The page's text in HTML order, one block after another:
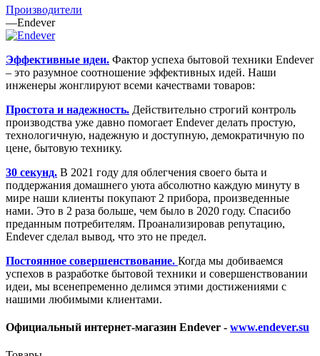
Производители
—Endever
Эффективные идеи. Фактор успеха бытовой техники Endever
– это разумное соотношение эффективных идей. Наши
инженеры жонглируют всеми качествами товаров:
Простота и надежность. Действительно строгий контроль
производства уже давно помогает Endever делать простую,
технологичную, надежную и доступную, демократичную по
цене, бытовую технику.
30 секунд. В 2021 году для облегчения своего быта и
поддержания домашнего уюта абсолютно каждую минуту в
мире наши клиенты покупают 2 прибора, произведенные
нами. Это в 2 раза больше, чем было в 2020 году. Спасибо
преданным потребителям. Проанализировав репутацию,
Endever сделал вывод, что это не предел.
Постоянное совершенствование. Когда мы добиваемся
успехов в разработке бытовой техники и совершенствовании
идеи, мы всенепременно делимся этими достижениями с
нашими любимыми клиентами.
Официальный интернет-магазин Endever - www.endever.su